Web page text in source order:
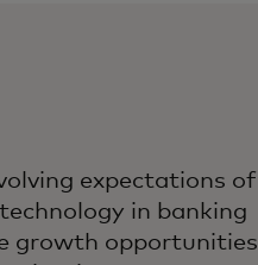
expectations of
in banking
growth opportunities